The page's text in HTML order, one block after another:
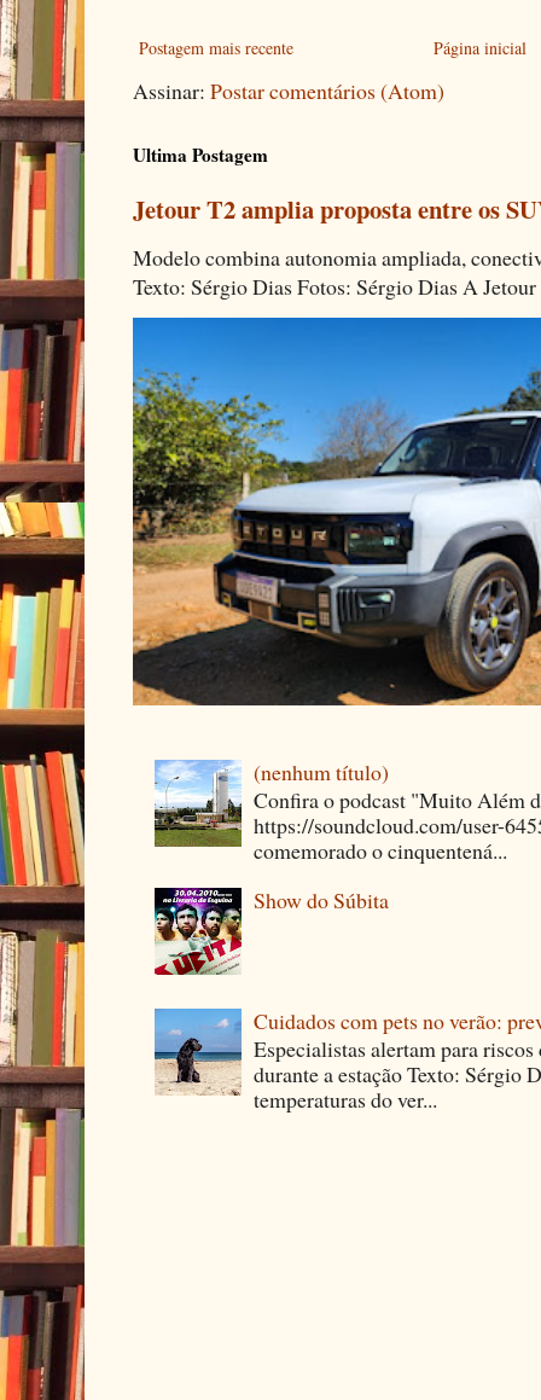
Postagem mais recente Página inicial
Assinar: Postar comentários (Atom)
Ultima Postagem
Jetour T2 amplia proposta entre os
Modelo combina autonomia ampliada,
Texto: Sérgio Dias Fotos: Sérgio Dias A
(nenhum título)
Confira o podcast "Muito Além
https://soundcloud.com/user-
comemorado o cinquentená...
Show do Súbita
Cuidados com pets no verão:
Especialistas alertam para
durante a estação Texto: Sérgio
temperaturas do ver...